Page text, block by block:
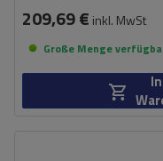
209,69 € inkl. MwSt
Große Menge